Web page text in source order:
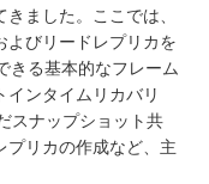
ました。ここでは、
よびリードレプリカを
きる基本的なフレーム
インタイムリカバリ
スナップショット共
プリカの作成など、主